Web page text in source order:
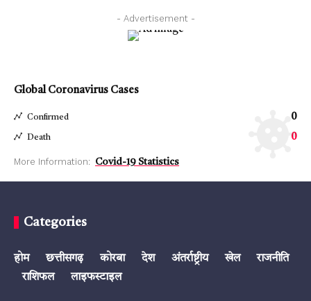
- Advertisement -
Global Coronavirus Cases
Confirmed 0
Death 0
More Information: Covid-19 Statistics
Categories
होम छत्तीसगढ़ कोरबा देश अंतर्राष्ट्रीय खेल
राजनीति
राशिफल
लाइफस्टाइल